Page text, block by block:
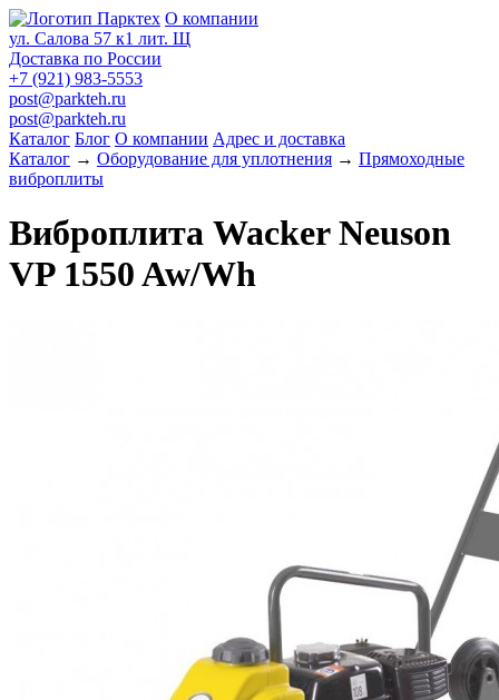
О компании
ул. Салова 57 к1 лит. Щ
Доставка по России
+7 (921) 983-5553
post@parkteh.ru
post@parkteh.ru
Каталог Блог О компании Адрес и доставка
Каталог → Оборудование для уплотнения → Прямоходные
виброплиты
Виброплита Wacker Neuson
VP 1550 Aw/Wh